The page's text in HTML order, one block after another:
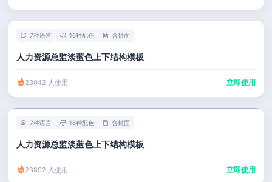
7种语言 16种配色 含封面
人力资源总监淡蓝色上下结构模板
23042 人使用 立即使用
7种语言 16种配色 含封面
人力资源总监淡蓝色上下结构模板
23892 人使用 立即使用